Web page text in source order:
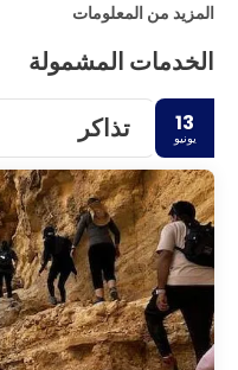
المزيد من المعلومات
الخدمات المشمولة
13
يونيو تذاكر